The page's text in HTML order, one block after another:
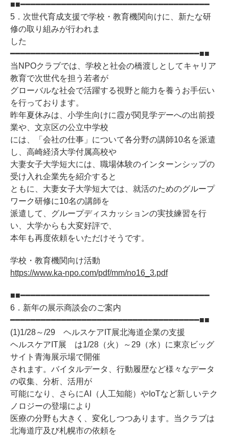
■■━━━━━━━━━━━━━━━━━━━━━━━━━━━━━━━━━━━━━
5．次世代育成支援で学校・教育機関向けに、新たな研
修の取り組みが行われま
した
━━━━━━━━━━━━━━━━━━━━━━━━━━━━━━━━━━━━━■■
当NPOクラブでは、学校と社会の橋渡しとしてキャリア
教育で次世代を担う若者が
グローバルな社会で活躍する視野と能力を養うお手伝い
を行っております。
昨年夏休みは、小学生向けに霞が関見学デーへの出前授
業や、文京区の公立中学校
には、「会社の仕事」について各分野の講師10名を派遣
し、高崎経済大学付属高校や
大妻女子大学短大には、職場体験のインターンシップの
受け入れ企業先を紹介すると
ともに、大妻女子大学短大では、就活のためのグループ
ワーク研修に10名の講師を
派遣して、グループディスカッションの実技練習を行
い、大学からも大変好評で、
本年も再度依頼をいただけそうです。
学校・教育機関向け活動
https://www.ka-npo.com/pdf/mm/no16_3.pdf
■■━━━━━━━━━━━━━━━━━━━━━━━━━━━━━━━━━━━━━
6．新年の展示商談会のご案内
━━━━━━━━━━━━━━━━━━━━━━━━━━━━━━━━━━━━━■■
(1)1/28～/29 ヘルスケアIT展北海道企業の支援
ヘルスケアIT展 は1/28（火）～29（水）に東京ビッグ
サイト青海展示場で開催
されます。バイタルデータ、行動履歴など様々なデータ
の収集、分析、活用が
可能になり、さらにAI（人工知能）やIoTなど新しいテク
ノロジーの登場により
医療の分野も大きく、変化しつつあります。当クラブは
北海道庁及び札幌市の依頼を